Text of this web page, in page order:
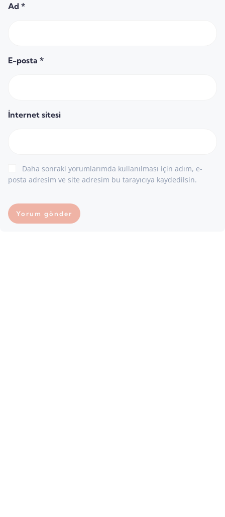
Ad *
E-posta *
İnternet sitesi
Daha sonraki yorumlarımda kullanılması için adım, e-
posta adresim ve site adresim bu tarayıcıya kaydedilsin.